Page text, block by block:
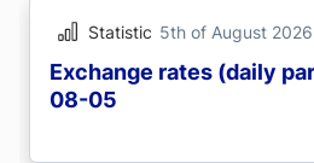
Statistic 5th of August 2026
Exchange rates (daily
08-05